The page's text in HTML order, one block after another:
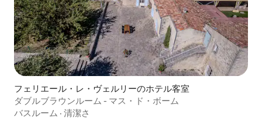
フェリエール・レ・ヴェルリーのホテル客室
ダブルブラウンルーム - マス・ド・ボーム
バスルーム · 清潔さ